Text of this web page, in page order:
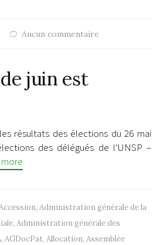
Aucun commentaire
de juin est
résultats des élections du 26 mai
des délégués de l’UNSP –
more
, Administration générale de la
, Administration générale des
, AGDocPat, Allocation, Assemblée